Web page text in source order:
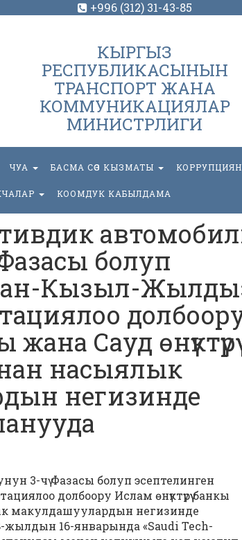
+996 (312) 31-43-85
КЫРГЫЗ
РЕСПУБЛИКАСЫНЫН
ТРАНСПОРТ ЖАНА
КОММУНИКАЦИЯЛАР
МИНИСТРЛИГИ
ЧУА БАСМА СӨЗ КЫЗМАТЫ
КООМДУК КАБЫЛДАМА
болуп
Кызыл-
жана Сауд өнүктүрүү
насыялык
негизинде
3-чү Фазасы болуп эсептелинген
долбоору Ислам өнүктүрүү банкы
макулдашуулардын негизинде
жылдын 16-январында «Saudi Tech-